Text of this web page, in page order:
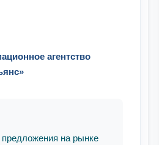
агентство
на рынке